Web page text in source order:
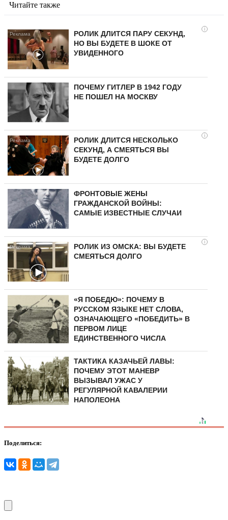
Читайте также
i
РОЛИК ДЛИТСЯ ПАРУ СЕКУНД,
НО ВЫ БУДЕТЕ В ШОКЕ ОТ
УВИДЕННОГО
ПОЧЕМУ ГИТЛЕР В 1942 ГОДУ
НЕ ПОШЕЛ НА МОСКВУ
i
РОЛИК ДЛИТСЯ НЕСКОЛЬКО
СЕКУНД, А СМЕЯТЬСЯ ВЫ
БУДЕТЕ ДОЛГО
ФРОНТОВЫЕ ЖЕНЫ
ГРАЖДАНСКОЙ ВОЙНЫ:
САМЫЕ ИЗВЕСТНЫЕ СЛУЧАИ
i
РОЛИК ИЗ ОМСКА: ВЫ БУДЕТЕ
СМЕЯТЬСЯ ДОЛГО
«Я ПОБЕДЮ»: ПОЧЕМУ В
РУССКОМ ЯЗЫКЕ НЕТ СЛОВА,
ОЗНАЧАЮЩЕГО «ПОБЕДИТЬ» В
ПЕРВОМ ЛИЦЕ
ЕДИНСТВЕННОГО ЧИСЛА
ТАКТИКА КАЗАЧЬЕЙ ЛАВЫ:
ПОЧЕМУ ЭТОТ МАНЕВР
ВЫЗЫВАЛ УЖАС У
РЕГУЛЯРНОЙ КАВАЛЕРИИ
НАПОЛЕОНА
Поделиться: